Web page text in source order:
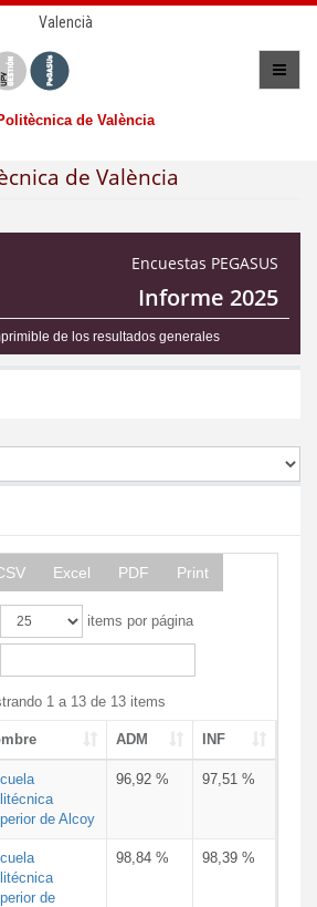
Valencià
de València
de València
Encuestas PEGASUS
Informe 2025
de los resultados generales
Excel PDF Print
items por página
1 a 13 de 13 items
ADM INF
de Alcoy
96,92 % 97,51 %
de
98,84 % 98,39 %